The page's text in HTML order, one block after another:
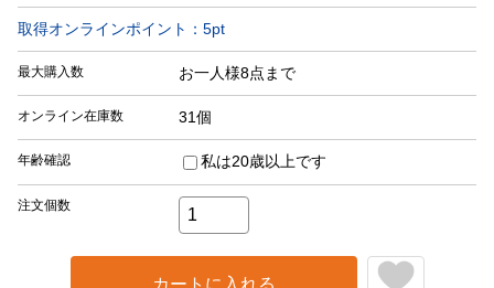
取得オンラインポイント： 5pt
最大購入数 お一人様8点まで
オンライン在庫数 31個
年齢確認 私は20歳以上です
注文個数
カートに入れる